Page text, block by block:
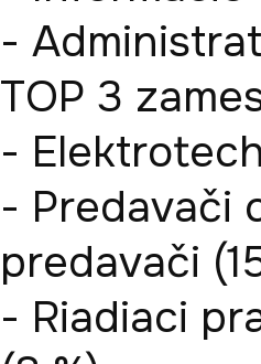
-
TOP 3
-
- Predavači
predavači
- Riadiaci